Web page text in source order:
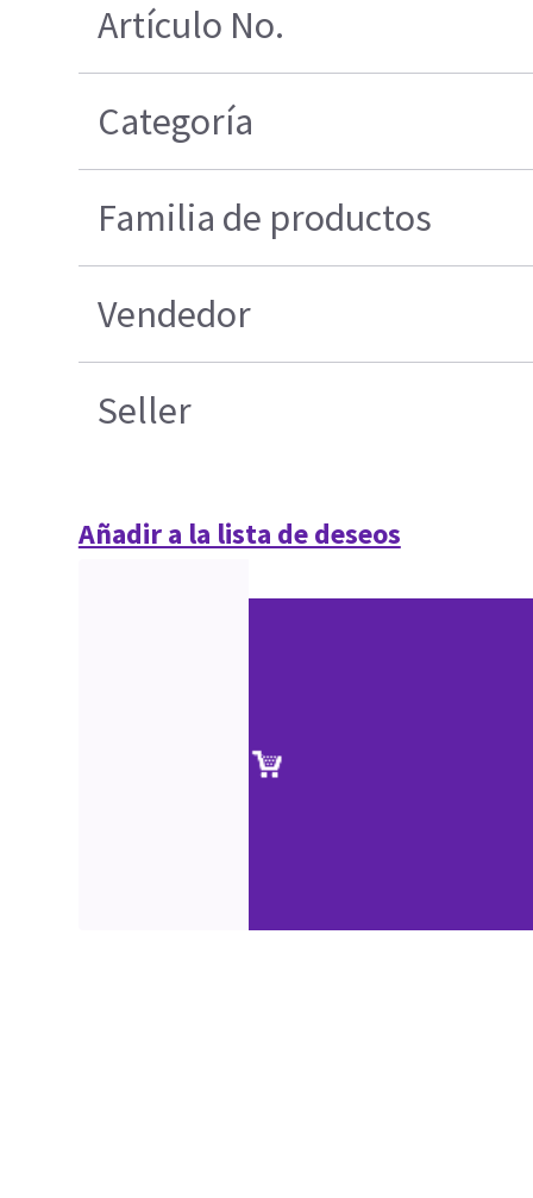
Artículo No.
Categoría
Familia de productos
Vendedor
Seller
Añadir a la lista de deseos